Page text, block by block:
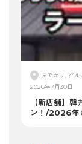
おでかけ, グ
2026年7月30日
【新店舗】
ン！/2026年